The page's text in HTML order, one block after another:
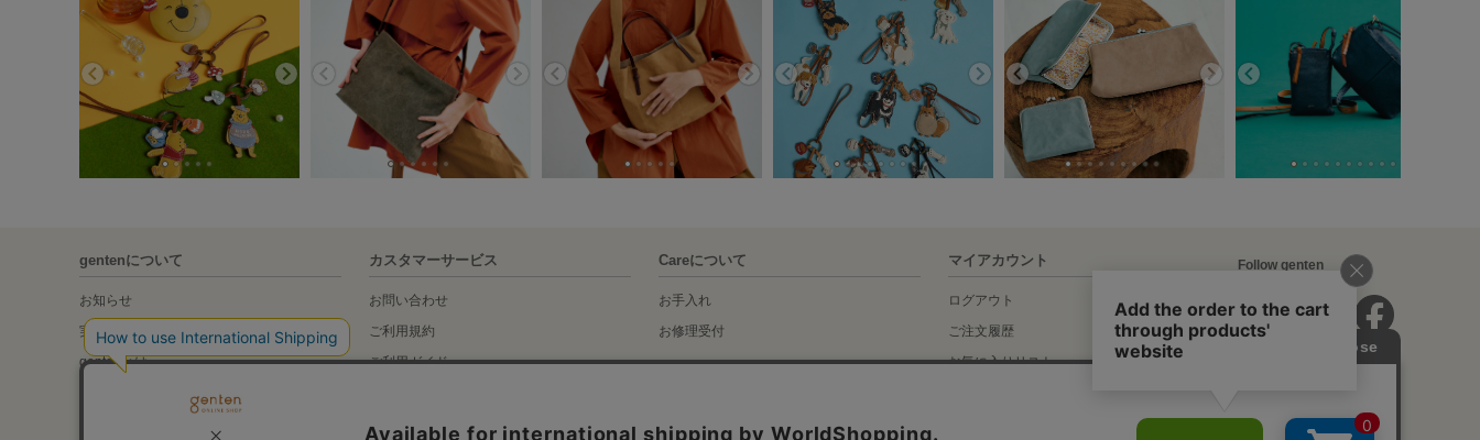
gentenについて
お知らせ
実店舗の紹介
gentenとは
gentenの素材について
カスタマーサービス
お問い合わせ
ご利用規約
ご利用ガイド
特定商取引法に基づく表記
Careについて
お手入れ
お修理受付
マイアカウント
ログアウト
ご注文履歴
お気に入りリスト
Follow genten